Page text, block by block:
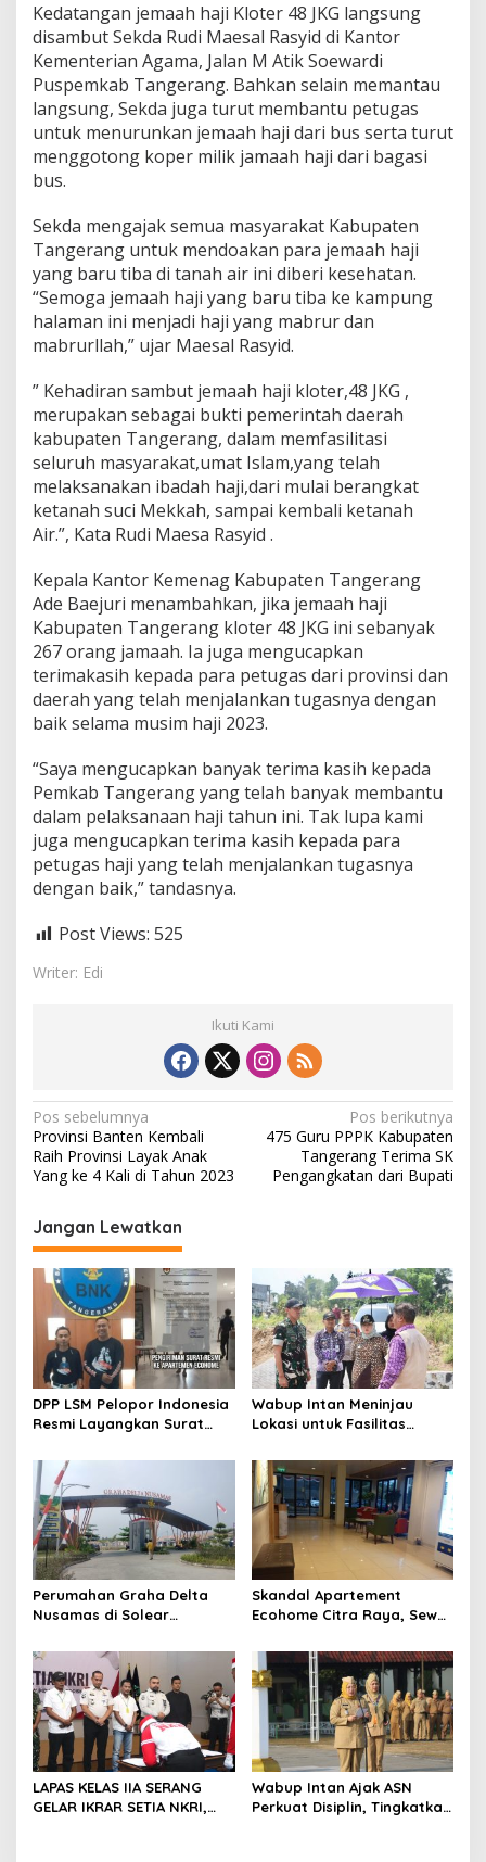
t
e
n
T
a
n
g
e
g
I
k
u
A
n
k
a
K
o
p
e
J
m
a
a
Kedatangan jemaah haji Kloter 48 JKG langsung
disambut Sekda Rudi Maesal Rasyid di Kantor
Kementerian Agama, Jalan M Atik Soewardi
Puspemkab Tangerang. Bahkan selain memantau
langsung, Sekda juga turut membantu petugas
untuk menurunkan jemaah haji dari bus serta turut
menggotong koper milik jamaah haji dari bagasi
bus.
Sekda mengajak semua masyarakat Kabupaten
Tangerang untuk mendoakan para jemaah haji
yang baru tiba di tanah air ini diberi kesehatan.
“Semoga jemaah haji yang baru tiba ke kampung
halaman ini menjadi haji yang mabrur dan
mabrurllah,” ujar Maesal Rasyid.
” Kehadiran sambut jemaah haji kloter,48 JKG ,
merupakan sebagai bukti pemerintah daerah
kabupaten Tangerang, dalam memfasilitasi
seluruh masyarakat,umat Islam,yang telah
melaksanakan ibadah haji,dari mulai berangkat
ketanah suci Mekkah, sampai kembali ketanah
Air.”, Kata Rudi Maesa Rasyid .
Kepala Kantor Kemenag Kabupaten Tangerang
Ade Baejuri menambahkan, jika jemaah haji
Kabupaten Tangerang kloter 48 JKG ini sebanyak
267 orang jamaah. Ia juga mengucapkan
terimakasih kepada para petugas dari provinsi dan
daerah yang telah menjalankan tugasnya dengan
baik selama musim haji 2023.
“Saya mengucapkan banyak terima kasih kepada
Pemkab Tangerang yang telah banyak membantu
dalam pelaksanaan haji tahun ini. Tak lupa kami
juga mengucapkan terima kasih kepada para
petugas haji yang telah menjalankan tugasnya
dengan baik,” tandasnya.
Post Views: 525
Writer: Edi
Ikuti Kami
N
a
v
i
g
a
i
p
o
s
Pos sebelumnya
Provinsi Banten Kembali
Raih Provinsi Layak Anak
Yang ke 4 Kali di Tahun 2023
Pos berikutnya
475 Guru PPPK Kabupaten
Tangerang Terima SK
Pengangkatan dari Bupati
Jangan Lewatkan
DPP LSM Pelopor Indonesia
Resmi Layangkan Surat
Management Ecohome dan
BNK
Wabup Intan Meninjau
Lokasi untuk Fasilitas
Tigaraksa
Perumahan Graha Delta
Nusamas di Solear
Belum Memiliki PSU
Skandal Apartement
Ecohome Citra Raya, Sewa
Pegawai Staf BNK
LAPAS KELAS IIA SERANG
GELAR IKRAR SETIA NKRI,
Wabup Intan Ajak ASN
Perkuat Disiplin, Tingkatkan